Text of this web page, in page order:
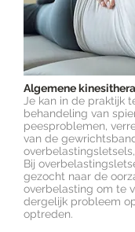
Algemene
Je kan in de praktijk
behandeling van
peesproblemen,
van de
Bij
gezocht naar de
overbelasting om te
dergelijk probleem
optreden.